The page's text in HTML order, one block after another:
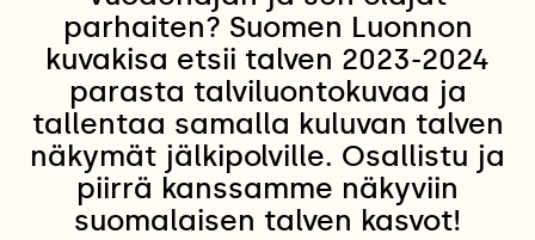
parhaiten? Suomen Luonnon
kuvakisa etsii talven 2023-2024
parasta talviluontokuvaa ja
tallentaa samalla kuluvan talven
näkymät jälkipolville. Osallistu ja
piirrä kanssamme näkyviin
suomalaisen talven kasvot!